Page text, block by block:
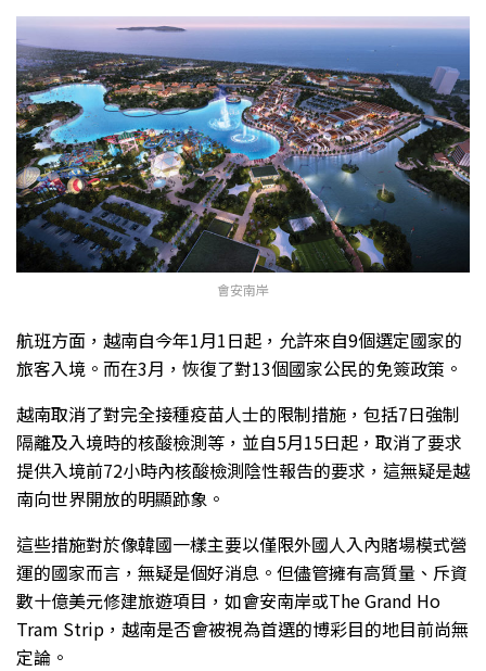
會安南岸
航班方面，越南自今年1月1日起，允許來自9個選定國家的
旅客入境。而在3月，恢復了對13個國家公民的免簽政策。
越南取消了對完全接種疫苗人士的限制措施，包括7日強制
隔離及入境時的核酸檢測等，並自5月15日起，取消了要求
提供入境前72小時內核酸檢測陰性報告的要求，這無疑是越
南向世界開放的明顯跡象。
這些措施對於像韓國一樣主要以僅限外國人入內賭場模式營
運的國家而言，無疑是個好消息。但儘管擁有高質量、斥資
數十億美元修建旅遊項目，如會安南岸或The Grand Ho
Tram Strip，越南是否會被視為首選的博彩目的地目前尚無
定論。